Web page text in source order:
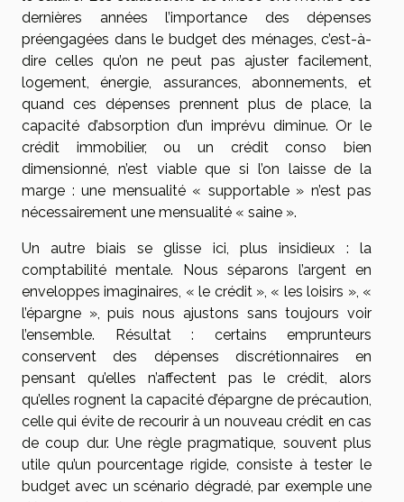
dernières années l’importance des dépenses
préengagées dans le budget des ménages, c’est-à-
dire celles qu’on ne peut pas ajuster facilement,
logement, énergie, assurances, abonnements, et
quand ces dépenses prennent plus de place, la
capacité d’absorption d’un imprévu diminue. Or le
crédit immobilier, ou un crédit conso bien
dimensionné, n’est viable que si l’on laisse de la
marge : une mensualité « supportable » n’est pas
nécessairement une mensualité « saine ».
Un autre biais se glisse ici, plus insidieux : la
comptabilité mentale. Nous séparons l’argent en
enveloppes imaginaires, « le crédit », « les loisirs », «
l’épargne », puis nous ajustons sans toujours voir
l’ensemble. Résultat : certains emprunteurs
conservent des dépenses discrétionnaires en
pensant qu’elles n’affectent pas le crédit, alors
qu’elles rognent la capacité d’épargne de précaution,
celle qui évite de recourir à un nouveau crédit en cas
de coup dur. Une règle pragmatique, souvent plus
utile qu’un pourcentage rigide, consiste à tester le
budget avec un scénario dégradé, par exemple une